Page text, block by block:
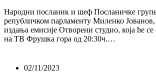
Народни посланик и шеф Посланичке
републичком парламенту Миленко Јованов,
издања емисије Отворени студио, која ће
на ТВ Фрушка гора од 20:30ч.…
02/11/2023